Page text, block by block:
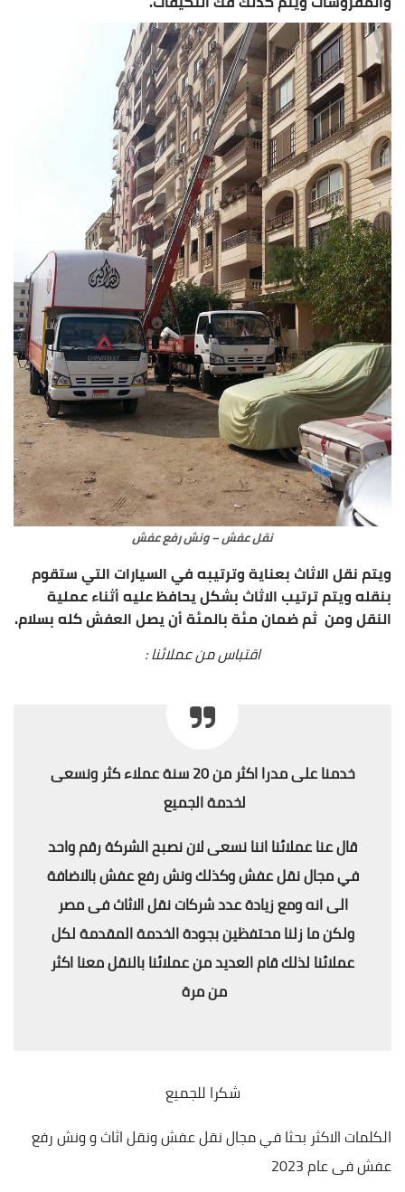
نقل عفش – ونش رفع عفش
ويتم نقل الاثاث بعناية وترتيبه في السيارات التي ستقوم
بنقله ويتم ترتيب الاثاث بشكل يحافظ عليه أثناء عملية
النقل ومن ثم ضمان مئة بالمئة أن يصل العفش كله بسلام.
اقتباس من عملائنا :
خدمنا على مدرا اكثر من 20 سنة عملاء كثر ونسعى
لخدمة الجميع
قال عنا عملائنا اننا نسعى لان نصبح الشركة رقم واحد
في مجال نقل عفش وكذلك ونش رفع عفش بالاضافة
الى انه ومع زيادة عدد شركات نقل الاثاث فى مصر
ولكن ما زلنا محتفظين بجودة الخدمة المقدمة لكل
عملائنا لذلك قام العديد من عملائنا بالنقل معنا اكثر
من مرة
شكرا للجميع
الكلمات الاكثر بحثا في مجال نقل عفش ونقل اثاث و ونش رفع
عفش فى عام 2023